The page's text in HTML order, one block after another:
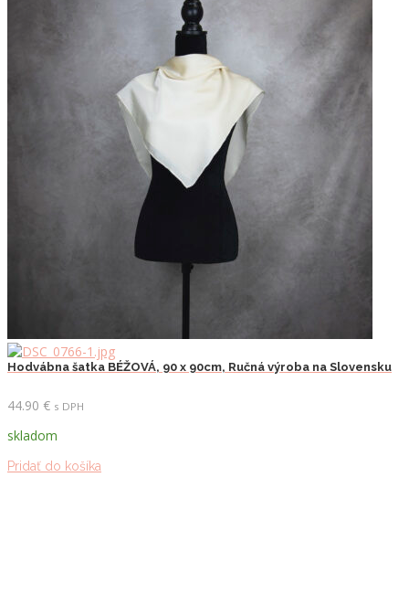
Hodvábna šatka BÉŽOVÁ, 90 x 90cm, Ručná výroba na Slovensku
44.90 € s DPH
skladom
Pridať do košíka